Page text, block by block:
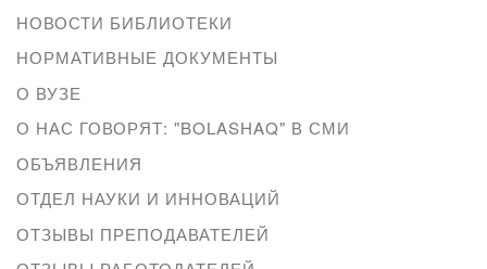
НОВОСТИ БИБЛИОТЕКИ
НОРМАТИВНЫЕ ДОКУМЕНТЫ
О ВУЗЕ
О НАС ГОВОРЯТ: "BOLASHAQ" В СМИ
ОБЪЯВЛЕНИЯ
ОТДЕЛ НАУКИ И ИННОВАЦИЙ
ОТЗЫВЫ ПРЕПОДАВАТЕЛЕЙ